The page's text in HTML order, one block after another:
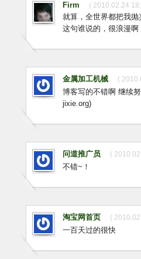
Firm ( 2010.02.24
就算，全世界都把我
这句谁说的，很浪漫啊
金属加工机械 (
博客写的不错啊 继续
jixie.org)
问道推广员 (
不错~！
淘宝网首页 (
一百天过的很快